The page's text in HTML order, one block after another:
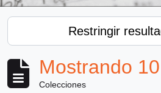
Restringir
Mostrando
Colecciones